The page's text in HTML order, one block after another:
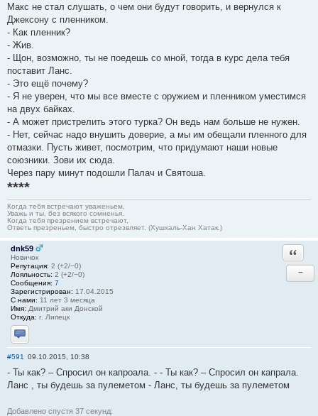
Макс не стал слушать, о чем они будут говорить, и вернулся к
Джексону с пленником.
- Как пленник?
- Жив.
- Щон, возможно, ты не поедешь со мной, тогда в курс дела тебя
поставит Ланс.
- Это ещё почему?
- Я не уверен, что мы все вместе с оружием и пленником уместимся
на двух байках.
- А может пристрелить этого турка? Он ведь нам больше не нужен.
- Нет, сейчас надо внушить доверие, а мы им обещали пленного для
отмазки. Пусть живет, посмотрим, что придумают наши новые
союзники. Зови их сюда.
Через пару минут подошли Палач и Святоша.
****
Когда тебя встречают уваженьем,
Уважь и ты, без всякого сомненья.
Когда тебя презрением встречают,
Ответь презреньем, быстро отрезвляет. (Хушхаль-Хан Хатак.)
dnk59
Новичок
Репутация: 2 (+2/−0)
Лояльность: 2 (+2/−0)
Сообщения: 7
Зарегистрирован: 17.04.2015
С нами: 11 лет 3 месяца
Имя: Дмитрий аки Донской
Откуда: г. Липецк
Отправить личное сообщение
−
#591 09.10.2015, 10:38
- Ты как? – Спросил он капроала. - - Ты как? – Спросил он капрала.
Ланс , ты будешь за пулеметом - Ланс, ты будешь за пулеметом
Добавлено спустя 37 секунд: